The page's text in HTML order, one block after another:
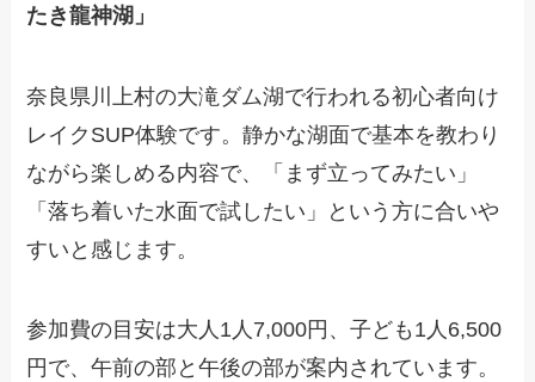
たき龍神湖」
奈良県川上村の大滝ダム湖で行われる初心者向け
レイクSUP体験です。静かな湖面で基本を教わり
ながら楽しめる内容で、「まず立ってみたい」
「落ち着いた水面で試したい」という方に合いや
すいと感じます。
参加費の目安は大人1人7,000円、子ども1人6,500
円で、午前の部と午後の部が案内されています。